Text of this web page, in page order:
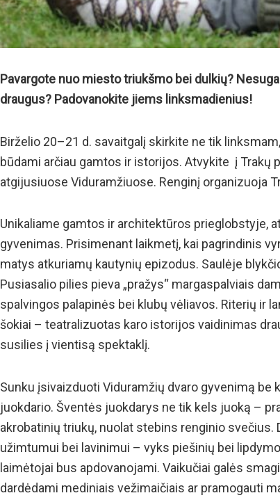
Pavargote nuo miesto triukšmo bei dulkių?
draugus? Padovanokite jiems linksmadienius!
Birželio 20–21 d. savaitgalį skirkite ne tik
būdami arčiau gamtos ir istorijos. Atvykite į Trakų
atgijusiuose Viduramžiuose. Renginį organizuoja
Unikaliame gamtos ir architektūros prieglobstyje,
gyvenimas. Prisimenant laikmetį, kai pagrindinis
matys atkuriamų kautynių epizodus. Saulėje
Pusiasalio pilies pieva „pražys“ margaspalviais
spalvingos palapinės bei klubų vėliavos. Riterių ir
šokiai – teatralizuotas karo istorijos vaidinimas
susilies į vientisą spektaklį.
Sunku įsivaizduoti Viduramžių dvaro gyvenimą be
juokdario. Šventės juokdarys ne tik kels juoką –
akrobatinių triukų, nuolat stebins renginio
užimtumui bei lavinimui – vyks piešinių bei
laimėtojai bus apdovanojami. Vaikučiai galės
dardėdami mediniais vežimaičiais ar pramogauti